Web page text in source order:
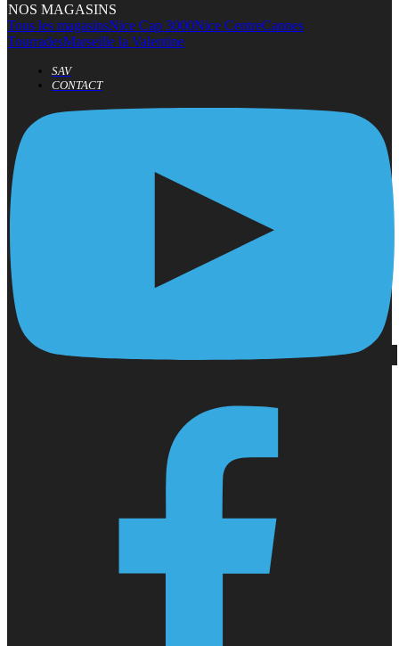
NOS MAGASINS
Tous les magasinsNice Cap 3000Nice CentreCannes
TourradesMarseille la Valentine
SAV
CONTACT